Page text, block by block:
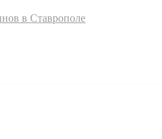
в Ставрополе